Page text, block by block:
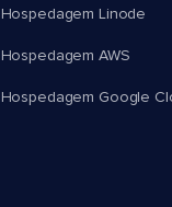
Hospedagem Linode
Hospedagem AWS
Hospedagem Google